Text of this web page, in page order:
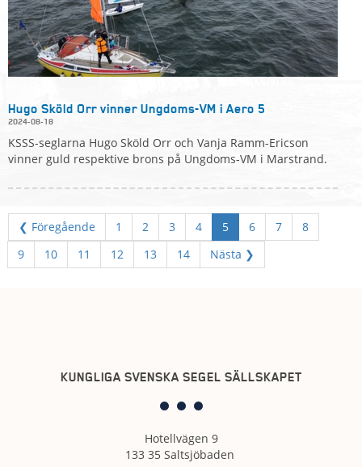
Hugo Sköld Orr vinner Ungdoms-VM i Aero 5
2024-08-18
KSSS-seglarna Hugo Sköld Orr och Vanja Ramm-Ericson
vinner guld respektive brons på Ungdoms-VM i Marstrand.
❮ Föregående 1 2 3 4 5 6 7
8
9
10 11 12 13 14 Nästa ❯
KUNGLIGA SVENSKA SEGEL SÄLLSKAPET
Hotellvägen 9
133 35 Saltsjöbaden